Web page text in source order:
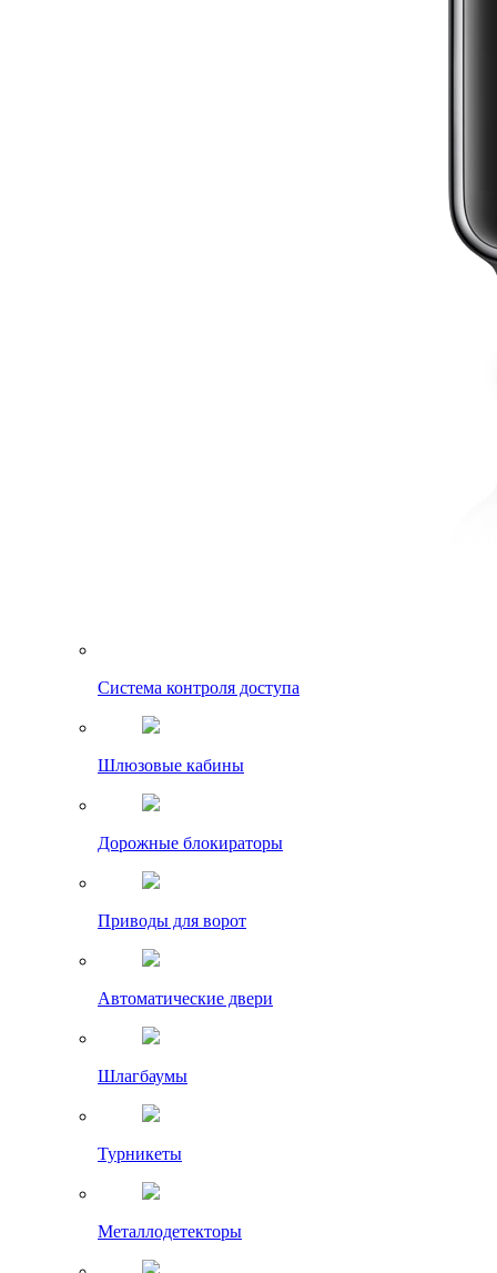
Система контроля доступа
Шлюзовые кабины
Дорожные блокираторы
Приводы для ворот
Автоматические двери
Шлагбаумы
Турникеты
Металлодетекторы